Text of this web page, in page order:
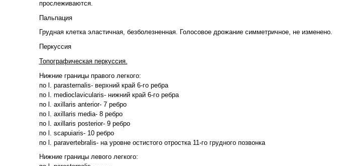
прослеживаются.
Пальпация
Грудная клетка эластичная, безболезненная. Голосовое дрожание симметричное, не изменено.
Перкуссия
Топографическая перкуссия.
Нижние границы правого легкого:
по l. parasternalis- верхний край 6-го ребра
по l. medioclavicularis- нижний край 6-го ребра
по l. axillaris anterior- 7 ребро
по l. axillaris media- 8 ребро
по l. axillaris posterior- 9 ребро
по l. scapuiaris- 10 ребро
по l. paravertebralis- на уровне остистого отростка 11-го грудного позвонка
Нижние границы левого легкого: